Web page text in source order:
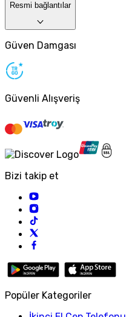
Resmi bağlantılar
Güven Damgası
Güvenli Alışveriş
Bizi takip et
Popüler Kategoriler